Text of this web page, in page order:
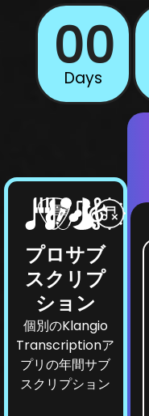
00
Days
プロサブ
スクリプ
ション
個別のKlangio
Transcriptionア
プリの年間サブ
スクリプション